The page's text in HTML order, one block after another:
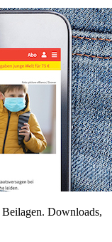
Downloads,